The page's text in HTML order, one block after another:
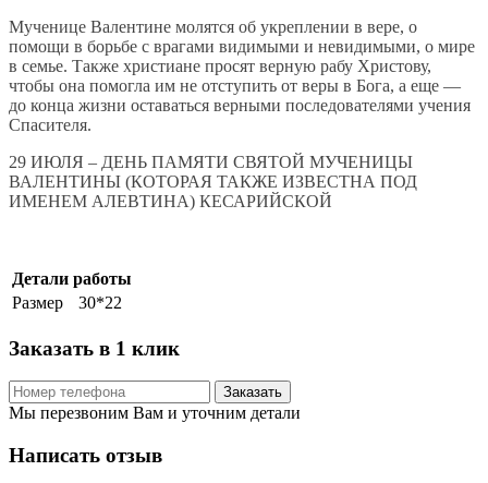
Мученице Валентине молятся об укреплении в вере, о
помощи в борьбе с врагами видимыми и невидимыми, о мире
в семье. Также христиане просят верную рабу Христову,
чтобы она помогла им не отступить от веры в Бога, а еще —
до конца жизни оставаться верными последователями учения
Спасителя.
29 ИЮЛЯ – ДЕНЬ ПАМЯТИ СВЯТОЙ МУЧЕНИЦЫ
ВАЛЕНТИНЫ (КОТОРАЯ ТАКЖЕ ИЗВЕСТНА ПОД
ИМЕНЕМ АЛЕВТИНА) КЕСАРИЙСКОЙ
Детали работы
Размер
30*22
Заказать в 1 клик
Заказать
Мы перезвоним Вам и уточним детали
Написать отзыв